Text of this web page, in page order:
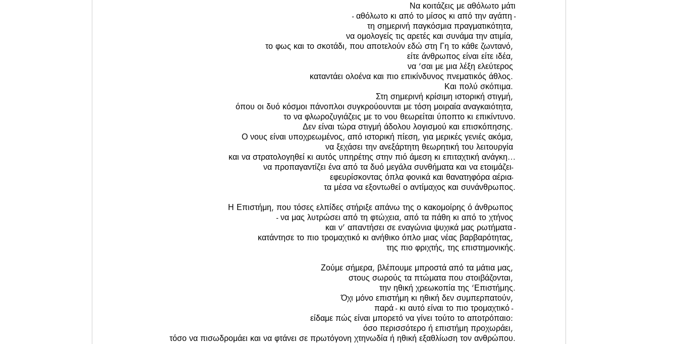
Να κοιτάζεις με αθόλωτο μάτι
- αθόλωτο κι από το μίσος κι από την αγάπη -
τη σημερινή παγκόσμια πραγματικότητα,
να ομολογείς τις αρετές και συνάμα την ατιμία,
το φως και το σκοτάδι, που αποτελούν εδώ στη Γη το κάθε ζωντανό,
είτε άνθρωπος είναι είτε ιδέα,
να ‘σαι με μια λέξη ελεύτερος
καταντάει ολοένα και πιο επικίνδυνος πνεματικός άθλος.
Και πολύ σκόπιμα.
Στη σημερινή κρίσιμη ιστορική στιγμή,
όπου οι δυό κόσμοι πάνοπλοι συγκρούουνται με τόση μοιραία αναγκαιότητα,
το να φλωροζυγιάζεις με το νου θεωρείται ύποπτο κι επικίντυνο.
Δεν είναι τώρα στιγμή άδολου λογισμού και επισκόπησης.
Ο νους είναι υποχρεωμένος, από ιστορική πίεση, για μερικές γενιές ακόμα,
να ξεχάσει την ανεξάρτητη θεωρητική του λειτουργία
και να στρατολογηθεί κι αυτός υπηρέτης στην πιό άμεση κι επιταχτική ανάγκη…
να προπαγαντίζει ένα από τα δυό μεγάλα συνθήματα και να ετοιμάζει-
εφευρίσκοντας όπλα φονικά και θανατηφόρα αέρια-
τα μέσα να εξοντωθεί ο αντίμαχος και συνάνθρωπος.
Η Επιστήμη, που τόσες ελπίδες στήριξε απάνω της ο κακομοίρης ό άνθρωπος
- να μας λυτρώσει από τη φτώχεια, από τα πάθη κι από το χτήνος
και ν’ απαντήσει σε εναγώνια ψυχικά μας ρωτήματα -
κατάντησε το πιο τρομαχτικό κι ανήθικο όπλο μιας νέας βαρβαρότητας,
της πιο φριχτής, της επιστημονικής.
Ζούμε σήμερα, βλέπουμε μπροστά από τα μάτια μας,
στους σωρούς τα πτώματα που στοιβάζονται,
την ηθική χρεωκοπία της ‘Επιστήμης.
Όχι μόνο επιστήμη κι ηθική δεν συμπερπατούν,
παρά - κι αυτό είναι το πιο τρομαχτικό -
είδαμε πώς είναι μπορετό να γίνει τούτο το αποτρόπαιο:
όσο περισσότερο ή επιστήμη προχωράει,
τόσο να πισωδρομάει και να φτάνει σε πρωτόγονη χτηνωδία ή ηθική εξαθλίωση τον ανθρώπου.